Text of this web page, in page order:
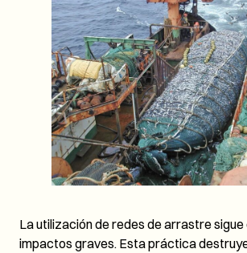
La utilización de redes de arrastre sigue
impactos graves. Esta práctica